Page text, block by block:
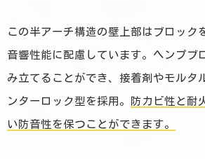
この半アーチ構造の壁上部はブロック
音響性能に配慮しています。ヘンプブ
み立てることができ、接着剤やモルタ
ンターロック型を採用。 防カビ性と耐
い防音性を保つことができます。